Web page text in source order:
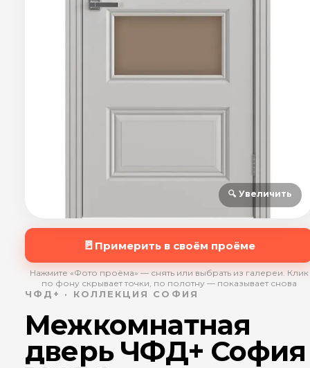
🔍 Увеличить
🚪 Примерить в своём проёме
Нажмите «Фото проёма» — снять или выбрать из галереи. Клик
по фону скрывает точки, по полотну — показывает снова
ЧФД+ · КОЛЛЕКЦИЯ СОФИЯ
Межкомнатная
дверь ЧФД+ София